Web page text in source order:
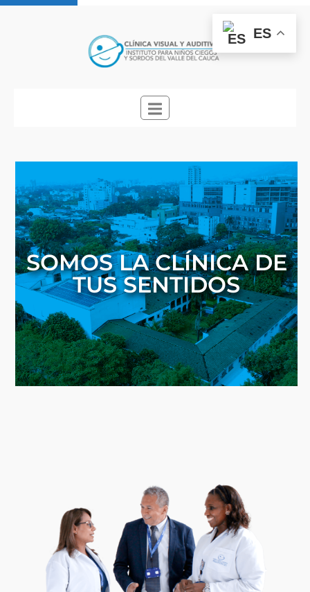
SOMOS LA CLÍNICA DE
TUS SENTIDOS
ES